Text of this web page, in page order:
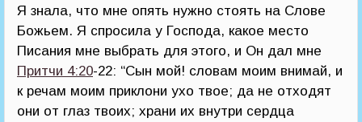
Я знала, что мне опять нужно стоять на Слове
Божьем. Я спросила у Господа, какое место
Писания мне выбрать для этого, и Он дал мне
Притчи 4:20-22: “Сын мой! словам моим внимай, и
к речам моим приклони ухо твое; да не отходят
они от глаз твоих; храни их внутри сердца